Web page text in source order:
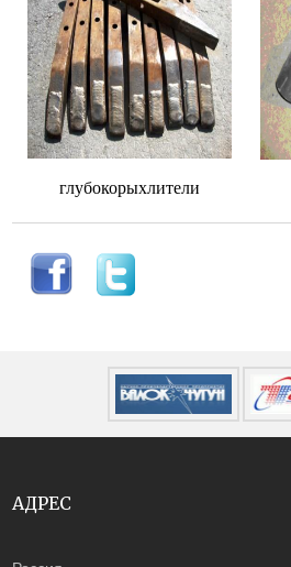
глубокорыхлители
АДРЕС